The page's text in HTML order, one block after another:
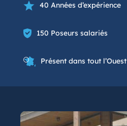
40 Années d’expérience
150 Poseurs salariés
Présent dans tout l’Ouest